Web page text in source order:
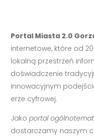
Portal Miasta 2.0
internetowe, które od
lokalną przestrzeń
doświadczenie
innowacyjnym
erze cyfrowej.
Jakoportal
dostarczamy naszym